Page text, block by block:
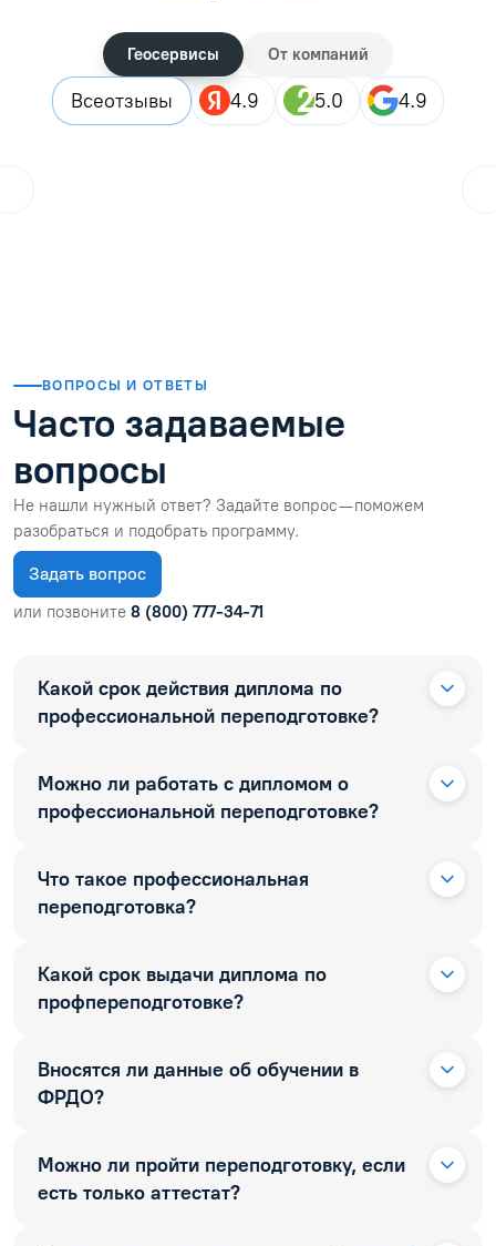
Геосервисы От компаний
Всеотзывы 4.9 5.0 4.9
ВОПРОСЫ И ОТВЕТЫ
Часто задаваемые
вопросы
Не нашли нужный ответ? Задайте вопрос — поможем
разобраться и подобрать программу.
Задать вопрос
или позвоните 8 (800) 777-34-71
Какой срок действия диплома по
профессиональной переподготовке?
Можно ли работать с дипломом о
профессиональной переподготовке?
Что такое профессиональная
переподготовка?
Какой срок выдачи диплома по
профпереподготовке?
Вносятся ли данные об обучении в
ФРДО?
Можно ли пройти переподготовку, если
есть только аттестат?